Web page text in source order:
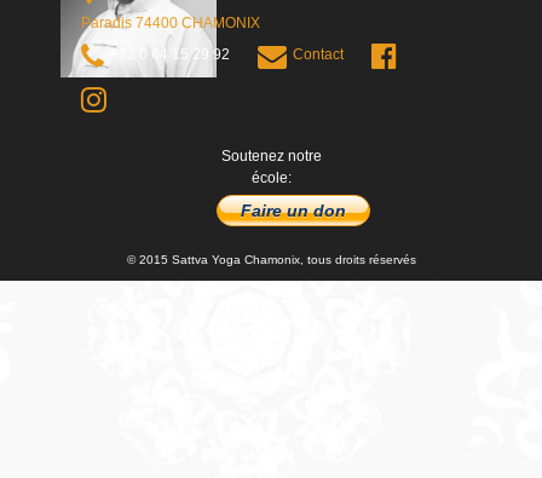
Paradis 74400 CHAMONIX
+33 6 64 15 29 92
Contact
Soutenez notre
école:
Faire un don
© 2015 Sattva Yoga Chamonix, tous droits réservés